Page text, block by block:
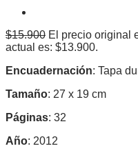
$15.900 El precio original
actual es: $13.900.
Encuadernación: Tapa
Tamaño: 27 x 19 cm
Páginas: 32
Año: 2012